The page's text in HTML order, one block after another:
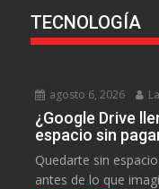
TECNOLOGÍA
agosto 6, 2026
¿Google Drive
espacio sin
Quedarte sin
antes de lo que